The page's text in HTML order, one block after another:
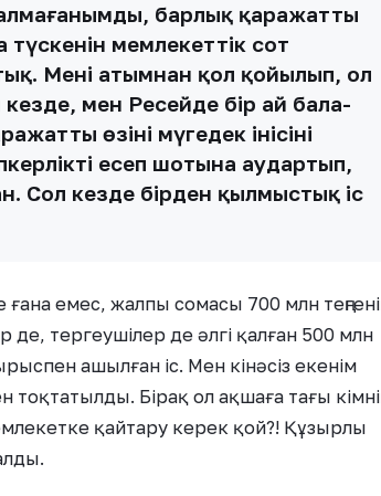
барлық қаражаттың
түскенін мемлекеттік сот
Менің атымнан қол қойылып, ол
мен Ресейде бір ай бала-
өзінің мүгедек інісінің
есеп шотына аудартып,
Сол кезде бірден қылмыстық іс
емес, жалпы сомасы 700 млн теңгенің
тергеушілер де әлгі қалған 500 млн
ашылған іс. Мен кінәсіз екенім
Бірақ ол ақшаға тағы кімнің
қайтару керек қой?! Құзырлы